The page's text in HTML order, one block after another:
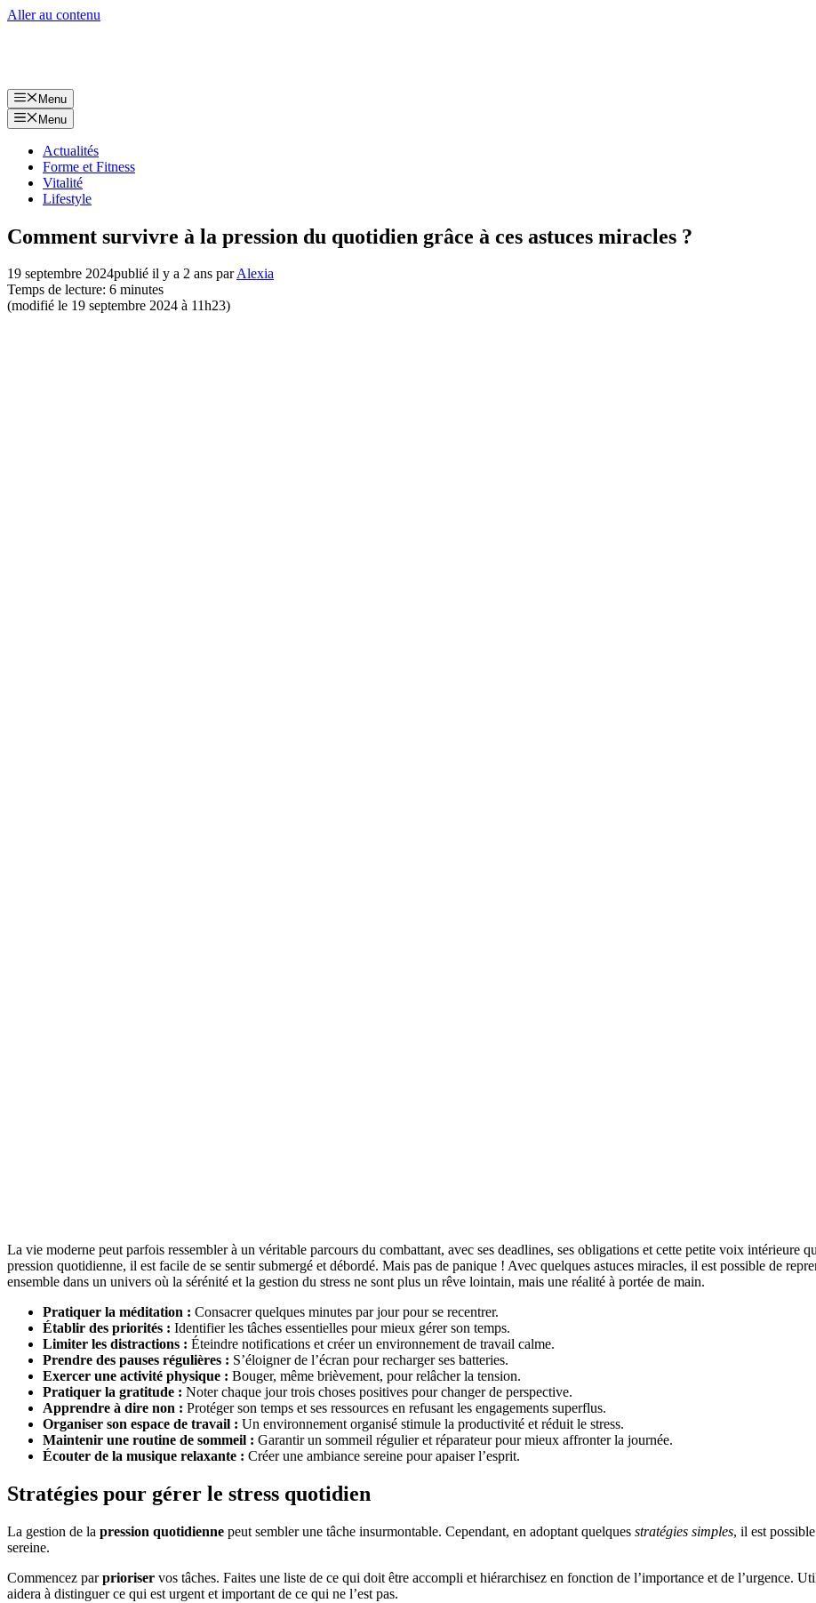
Aller au contenu
Menu
Menu
Actualités
Forme et Fitness
Vitalité
Lifestyle
Comment survivre à la pression du quotidien grâce à ces astuces miracles ?
19 septembre 2024publié il y a 2 ans parAlexia
Temps de lecture: 6 minutes
(modifié le 19 septembre 2024 à 11h23)
La vie moderne peut parfois ressembler à un véritable parcours du combattant, avec ses deadlines, ses obligations et cette petite voix intérieure
pression quotidienne, il est facile de se sentir submergé et débordé. Mais pas de panique ! Avec quelques astuces miracles, il est possible de
ensemble dans un univers où la sérénité et la gestion du stress ne sont plus un rêve lointain, mais une réalité à portée de main.
Pratiquer la méditation : Consacrer quelques minutes par jour pour se recentrer.
Établir des priorités : Identifier les tâches essentielles pour mieux gérer son temps.
Limiter les distractions : Éteindre notifications et créer un environnement de travail calme.
Prendre des pauses régulières : S’éloigner de l’écran pour recharger ses batteries.
Exercer une activité physique : Bouger, même brièvement, pour relâcher la tension.
Pratiquer la gratitude : Noter chaque jour trois choses positives pour changer de perspective.
Apprendre à dire non : Protéger son temps et ses ressources en refusant les engagements superflus.
Organiser son espace de travail : Un environnement organisé stimule la productivité et réduit le stress.
Maintenir une routine de sommeil : Garantir un sommeil régulier et réparateur pour mieux affronter la journée.
Écouter de la musique relaxante : Créer une ambiance sereine pour apaiser l’esprit.
Stratégies pour gérer le stress quotidien
La gestion de la pression quotidienne peut sembler une tâche insurmontable. Cependant, en adoptant quelques stratégies simples, il est
sereine.
Commencez parprioriser vos tâches. Faites une liste de ce qui doit être accompli et hiérarchisez en fonction de l’importance et de l’urgence.
aidera à distinguer ce qui est urgent et important de ce qui ne l’est pas.